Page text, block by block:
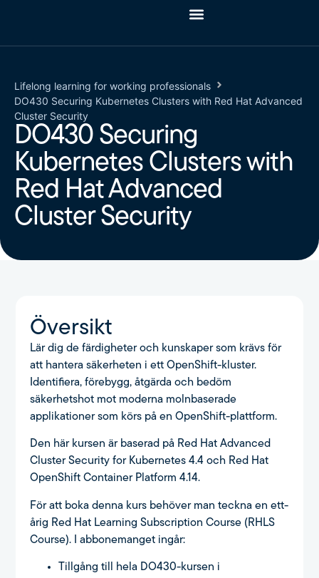
Lifelong learning for working professionals
DO430 Securing Kubernetes Clusters with Red Hat Advanced
Cluster Security
DO430 Securing
Kubernetes Clusters with
Red Hat Advanced
Cluster Security
Översikt
Lär dig de färdigheter och kunskaper som krävs för
att hantera säkerheten i ett OpenShift-kluster.
Identifiera, förebygg, åtgärda och bedöm
säkerhetshot mot moderna molnbaserade
applikationer som körs på en OpenShift-plattform.
Den här kursen är baserad på Red Hat Advanced
Cluster Security for Kubernetes 4.4 och Red Hat
OpenShift Container Platform 4.14.
För att boka denna kurs behöver man teckna en ett-
årig Red Hat Learning Subscription Course (RHLS
Course). I abbonemanget ingår:
Tillgång till hela DO430-kursen i